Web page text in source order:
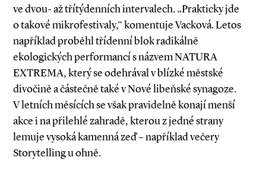
ve dvou­- až třítýdenních intervalech. „Prakticky jde
o takové mikrofestivaly,“ komentuje Vacková. Letos
například proběhl třídenní blok radikálně
ekologických performancí s názvem NATURA
EXTREMA, který se odehrával v blízké městské
divočině a částečně také v Nové libeňské synagoze.
V letních měsících se však pravidelně konají menší
akce i na přilehlé zahradě, kterou z jedné strany
lemuje vysoká kamenná zeď – například večery
Storytelling u ohně.